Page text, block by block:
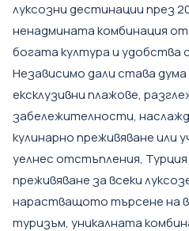
луксозни дестинации през
ненадмината комбинация
богата култура и удобства
Независимо дали става дума
ексклузивни плажове,
забележителности,
кулинарно преживяване или
уелнес отстъпления,
преживяване за всеки
нарастващото търсене на
туризъм, уникалната